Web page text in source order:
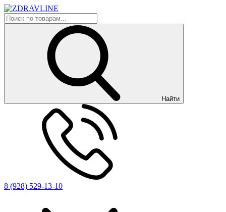
Найти
8 (928) 529-13-10